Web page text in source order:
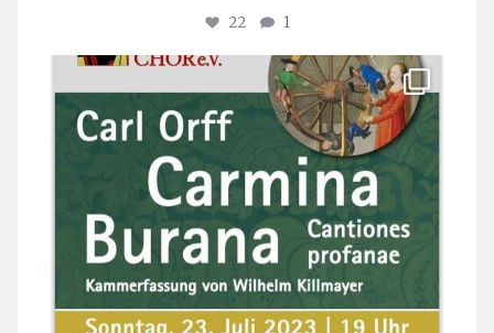
22 1
stuttgarter_oratorienchor
Juli 22